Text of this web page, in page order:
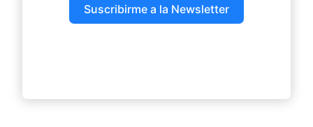
Suscribirme a la Newsletter